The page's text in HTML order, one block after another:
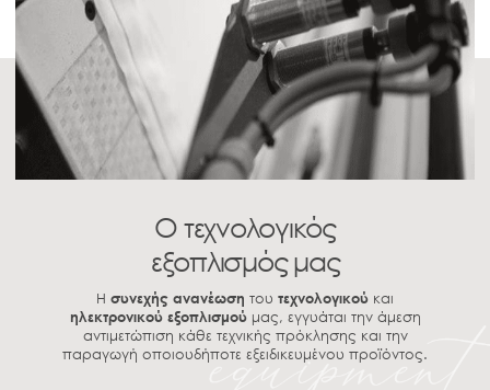
Ο τεχνολογικός
εξοπλισμός μας
Η συνεχής ανανέωση του τεχνολογικού και
ηλεκτρονικού εξοπλισμούμας, εγγυάται την άμεση
αντιμετώπιση κάθε τεχνικής πρόκλησης και την
παραγωγή οποιουδήποτε εξειδικευμένου προϊόντος.